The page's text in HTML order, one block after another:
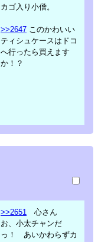
カゴ入り小僧。
>>2647 このかわいい
ティシュケースはドコ
へ行ったら買えます
か！？
>>2651
心さん
お、小太チャンだ
っ！ あいかわらずカ